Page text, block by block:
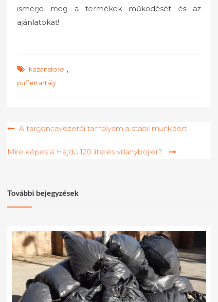
ismerje meg a termékek működését és az
ajánlatokat!
kazanstore ,
puffertartály
Bejegyzés
A targoncavezetői tanfolyam a stabil munkáért
Mire képes a Hajdú 120 literes villanybojler?
További bejegyzések